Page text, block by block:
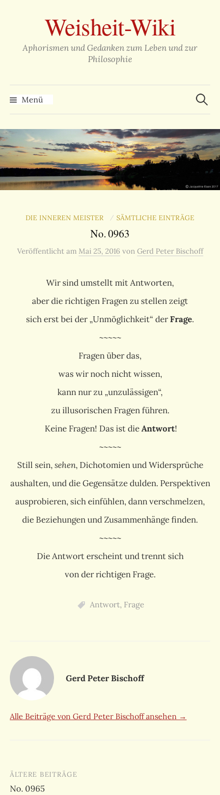
überspringenWeisheit-Wiki
Aphorismen und Gedanken zum Leben und zur
Philosophie
Menü
Suchen
nach:
DIE INNEREN MEISTER / SÄMTLICHE EINTRÄGE
No. 0963
Veröffentlicht am Mai 25, 2016 von Gerd Peter Bischoff
Wir sind umstellt mit Antworten,
aber die richtigen Fragen zu stellen zeigt
sich erst bei der „Unmöglichkeit“ derFrage.
~~~~~
Fragen über das,
was wir noch nicht wissen,
kann nur zu „unzulässigen“,
zu illusorischen Fragen führen.
Keine Fragen! Das ist dieAntwort!
~~~~~
Still sein,sehen, Dichotomien und Widersprüche
aushalten, und die Gegensätze dulden. Perspektiven
ausprobieren, sich einfühlen, dann verschmelzen,
die Beziehungen und Zusammenhänge finden.
~~~~~
Die Antwort erscheint und trennt sich
von der richtigen Frage.
Antwort, Frage
Gerd Peter Bischoff
Alle Beiträge von Gerd Peter Bischoff ansehen →
Beitragsnavigation
ÄLTERE BEITRÄGE
No. 0965